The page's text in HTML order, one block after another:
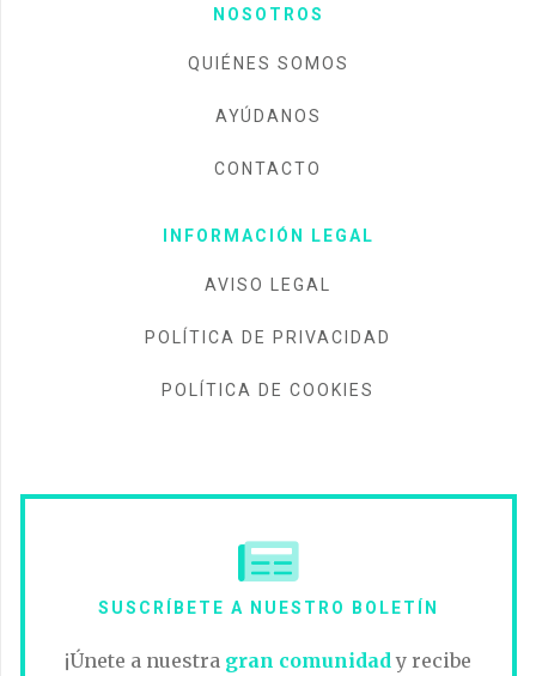
NOSOTROS
QUIÉNES SOMOS
AYÚDANOS
CONTACTO
INFORMACIÓN LEGAL
AVISO LEGAL
POLÍTICA DE PRIVACIDAD
POLÍTICA DE COOKIES
SUSCRÍBETE A NUESTRO BOLETÍN
¡Únete a nuestra gran comunidady recibe